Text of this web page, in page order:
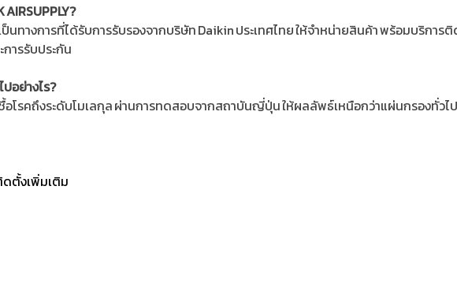
ป็นทางการที่ได้รับการรับรองจากบริษัท Daikin ประเทศไทย ให้จำหน่ายสินค้า พร้อมบริกา
ารรับประกัน
อย่างไร?
อโรคถึงระดับโมเลกุล ผ่านการทดสอบจากสถาบันญี่ปุ่น ให้ผลลัพธ์เหนือกว่าแผ่นกรองทั่วไ
ดตั้งเพิ่มเติม